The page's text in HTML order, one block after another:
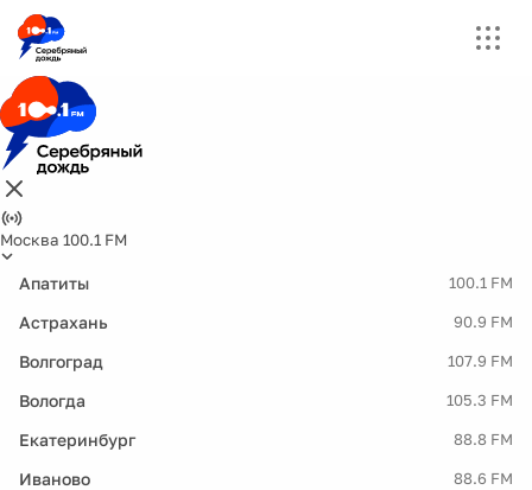
Москва 100.1 FM
Апатиты 100.1 FM
Астрахань 90.9 FM
Волгоград 107.9 FM
Вологда 105.3 FM
Екатеринбург 88.8 FM
Иваново 88.6 FM